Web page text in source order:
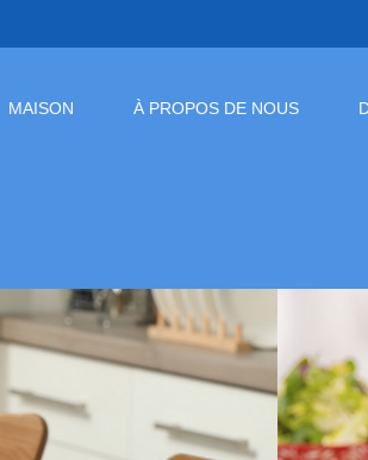
MAISON À PROPOS DE NOUS